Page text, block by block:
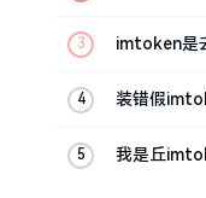
imtoken是
装错假
我是丘